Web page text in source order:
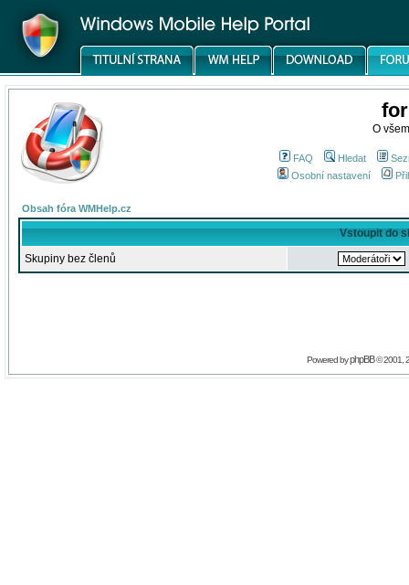
O
FAQ Hledat
Osobní nastavení
Obsah fóra WMHelp.cz
Vstoupit do
Skupiny bez členů
Powered byphpBB© 2001,